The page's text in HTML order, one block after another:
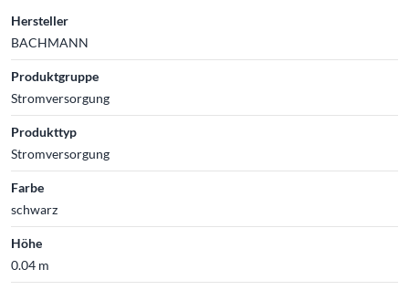
Hersteller
BACHMANN
Produktgruppe
Stromversorgung
Produkttyp
Stromversorgung
Farbe
schwarz
Höhe
0.04 m